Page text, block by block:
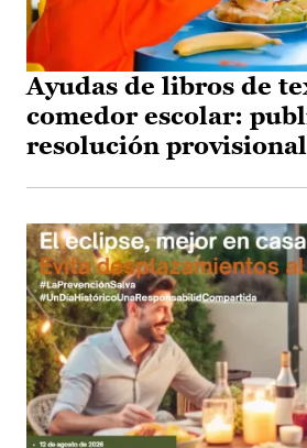
Ayudas de libros de
comedor escolar:
resolución provisional